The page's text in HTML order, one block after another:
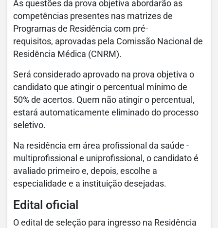
As questões da prova objetiva abordarão as
competências presentes nas matrizes de
Programas de Residência com pré-
requisitos, aprovadas pela Comissão Nacional de
Residência Médica (CNRM).
Será considerado aprovado na prova objetiva o
candidato que atingir o percentual mínimo de
50% de acertos. Quem não atingir o percentual,
estará automaticamente eliminado do processo
seletivo.
Na residência em área profissional da saúde -
multiprofissional e uniprofissional, o candidato é
avaliado primeiro e, depois, escolhe a
especialidade e a instituição desejadas.
Edital oficial
O edital de seleção para ingresso na Residência